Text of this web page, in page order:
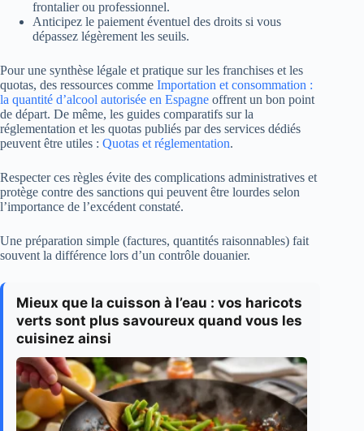
frontalier ou professionnel.
Anticipez le paiement éventuel des droits si vous
dépassez légèrement les seuils.
Pour une synthèse légale et pratique sur les franchises et les
quotas, des ressources comme Importation et consommation :
la quantité d’alcool autorisée en Espagne offrent un bon point
de départ. De même, les guides comparatifs sur la
réglementation et les quotas publiés par des services dédiés
peuvent être utiles : Quotas et réglementation.
Respecter ces règles évite des complications administratives et
protège contre des sanctions qui peuvent être lourdes selon
l’importance de l’excédent constaté.
Une préparation simple (factures, quantités raisonnables) fait
souvent la différence lors d’un contrôle douanier.
Mieux que la cuisson à l’eau : vos haricots
verts sont plus savoureux quand vous les
cuisinez ainsi